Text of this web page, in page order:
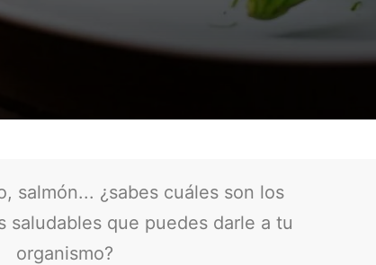
salmón... ¿sabes cuáles son los
saludables que puedes darle a tu
organismo?